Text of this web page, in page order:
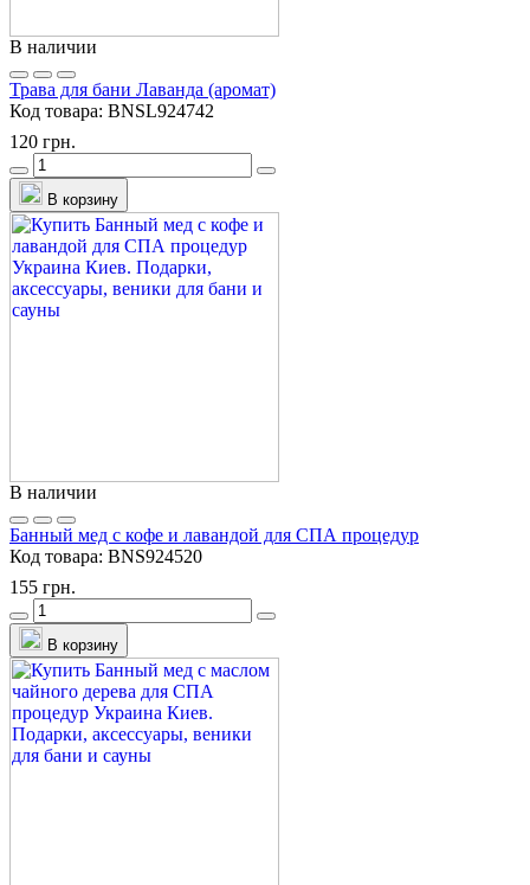
В наличии
Трава для бани Лаванда (аромат)
Код товара: BNSL924742
120 грн.
В корзину
В наличии
Банный мед с кофе и лавандой для СПА процедур
Код товара: BNS924520
155 грн.
В корзину